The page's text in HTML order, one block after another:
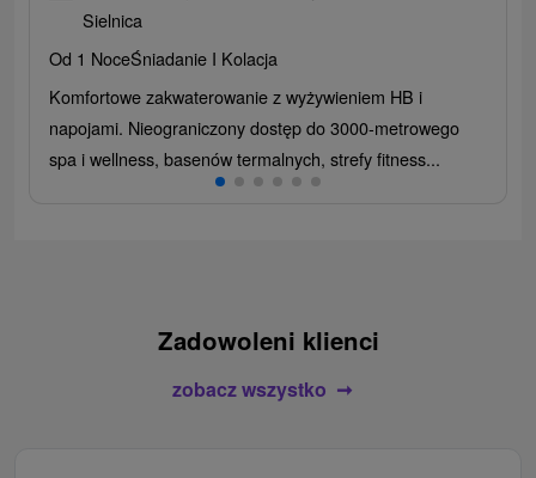
Sielnica
Od 1 NoceŚniadanie I Kolacja
Komfortowe zakwaterowanie z wyżywieniem HB i
napojami. Nieograniczony dostęp do 3000-metrowego
spa i wellness, basenów termalnych, strefy fitness...
Zadowoleni klienci
zobacz wszystko